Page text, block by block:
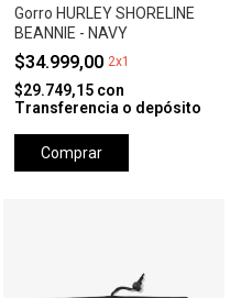
Gorro HURLEY SHORELINE
BEANNIE - NAVY
$34.999,00 2x1
$29.749,15 con
Transferencia o depósito
Comprar